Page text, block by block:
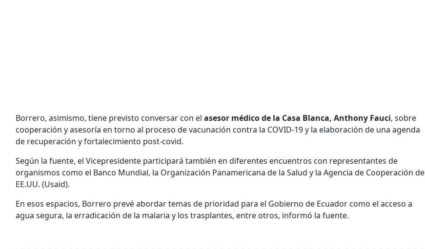
Borrero, asimismo, tiene previsto conversar con el asesor médico de la Casa Blanca, Anthony Fauci, sobre
cooperación y asesoría en torno al proceso de vacunación contra la COVID-19 y la elaboración de una agenda
de recuperación y fortalecimiento post-covid.
Según la fuente, el Vicepresidente participará también en diferentes encuentros con representantes de
organismos como el Banco Mundial, la Organización Panamericana de la Salud y la Agencia de Cooperación de
EE.UU. (Usaid).
En esos espacios, Borrero prevé abordar temas de prioridad para el Gobierno de Ecuador como el acceso a
agua segura, la erradicación de la malaria y los trasplantes, entre otros, informó la fuente.